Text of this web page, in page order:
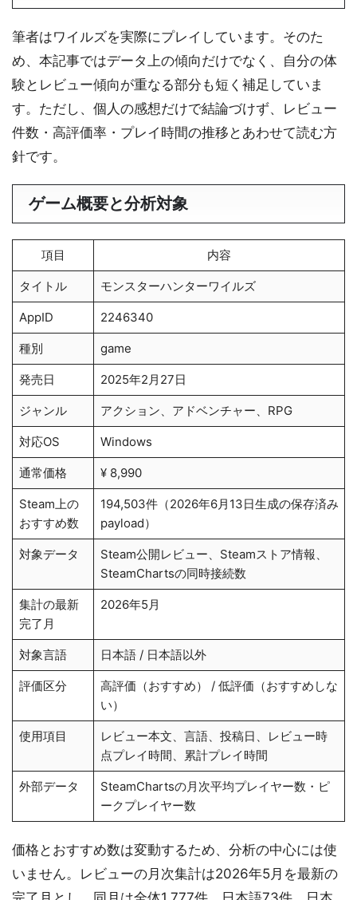
筆者はワイルズを実際にプレイしています。そのた
め、本記事ではデータ上の傾向だけでなく、自分の体
験とレビュー傾向が重なる部分も短く補足していま
す。ただし、個人の感想だけで結論づけず、レビュー
件数・高評価率・プレイ時間の推移とあわせて読む方
針です。
ゲーム概要と分析対象
項目 内容
タイトル モンスターハンターワイルズ
AppID 2246340
種別 game
発売日 2025年2月27日
ジャンル アクション、アドベンチャー、RPG
対応OS Windows
通常価格 ¥ 8,990
Steam上の
おすすめ数
194,503件（2026年6月13日生成の保存済み
payload）
対象データ
Steam公開レビュー、Steamストア情報、
SteamChartsの同時接続数
集計の最新
完了月
2026年5月
対象言語 日本語 / 日本語以外
評価区分
高評価（おすすめ） / 低評価（おすすめしな
い）
使用項目
レビュー本文、言語、投稿日、レビュー時
点プレイ時間、累計プレイ時間
外部データ
SteamChartsの月次平均プレイヤー数・ピ
ークプレイヤー数
価格とおすすめ数は変動するため、分析の中心には使
いません。レビューの月次集計は2026年5月を最新の